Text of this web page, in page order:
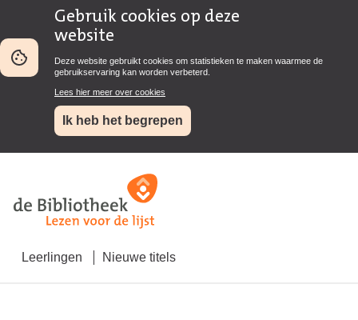
Gebruik cookies op deze
website
Deze website gebruikt cookies om statistieken te maken waarmee de
gebruikservaring kan worden verbeterd.
Lees hier meer over cookies
Ik heb het begrepen
Leerlingen Nieuwe titels